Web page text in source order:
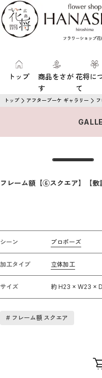
トップ
商品をさが
す
花将に
て
トップ アフターブーケ ギャラリー
フレーム額【⑥スクエア】【敷
シーン プロポーズ
加工タイプ 立体加工
サイズ 約 H23 × W23 ×
# フレーム額 スクエア